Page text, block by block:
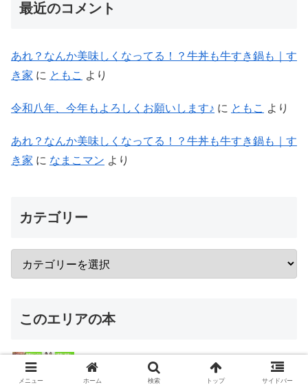
最近のコメント
あれ？なんか美味しくなってる！？牛丼も牛すき鍋も｜す
き家 に ともこ より
令和八年、今年もよろしくお願いします♪ に ともこ より
あれ？なんか美味しくなってる！？牛丼も牛すき鍋も｜す
き家 に なまこマン より
カテゴリー
このエリアの本
メニュー ホーム 検索 トップ サイドバー